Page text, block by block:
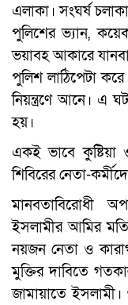
এলাকা। সংঘর্ষ
পুলিশের ভ্যান,
ভয়াবহ আকারে
পুলিশ লাঠিপেটা
নিয়ন্ত্রণে আনে। এ
হয়।
একই ভাবে
শিবিরের নেতা-
মানবতাবিরোধী
ইসলামীর আমির
নয়জন নেতা ও
মুক্তির দাবিতে
জামায়াতে